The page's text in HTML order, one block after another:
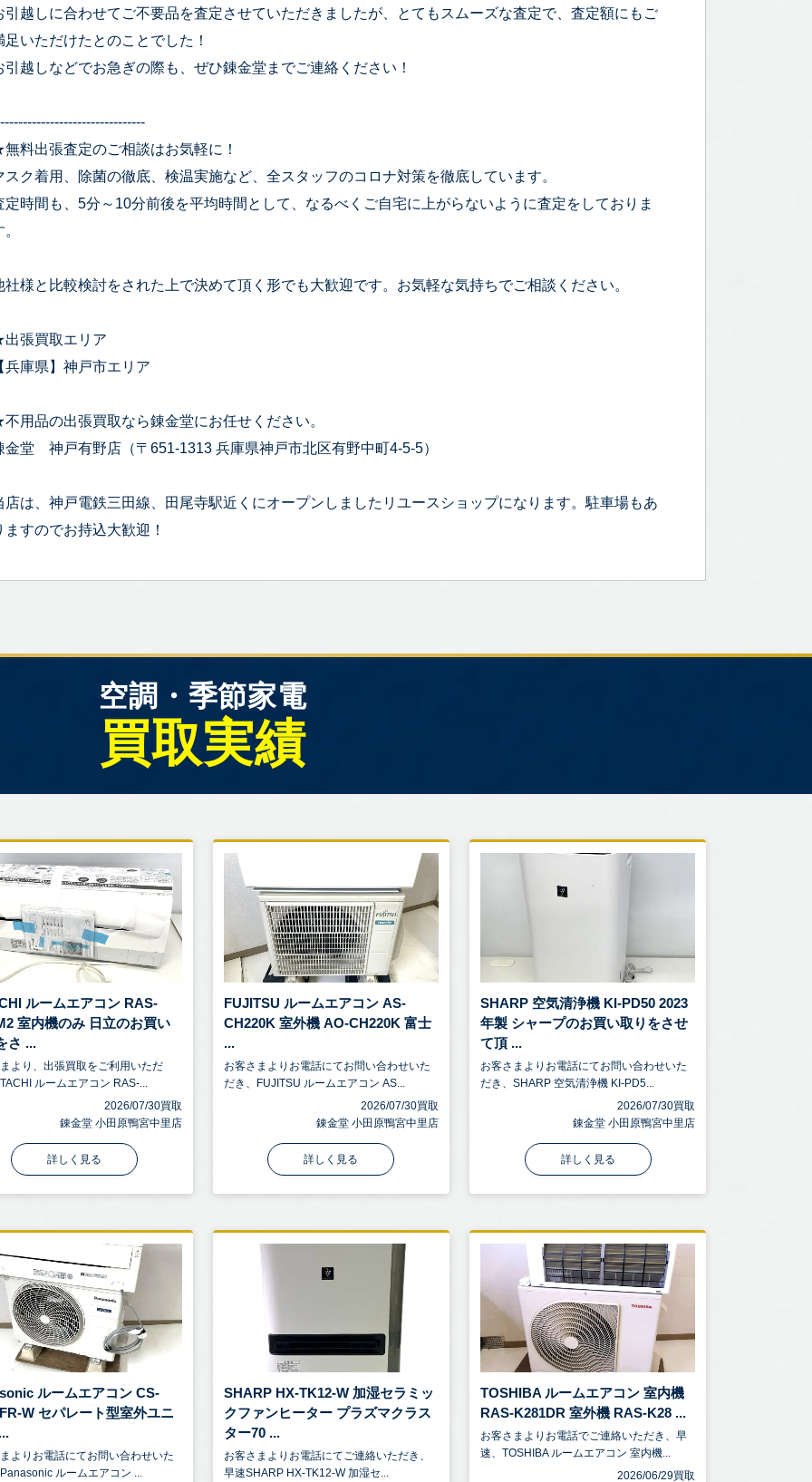
引越しに合わせてご不要品を査定させていただきましたが、とてもスムーズな査定で、査定額にもご
足いただけたとのことでした！
引越しなどでお急ぎの際も、ぜひ錬金堂までご連絡ください！
料出張査定のご相談はお気軽に！
スク着用、除菌の徹底、検温実施など、全スタッフのコロナ対策を徹底しています。
定時間も、5分～10分前後を平均時間として、なるべくご自宅に上がらないように査定をしておりま
社様と比較検討をされた上で決めて頂く形でも大歓迎です。お気軽な気持ちでご相談ください。
張買取エリア
兵庫県】神戸市エリア
用品の出張買取なら錬金堂にお任せください。
金堂 神戸有野店（〒651-1313 兵庫県神戸市北区有野中町4-5-5）
店は、神戸電鉄三田線、田尾寺駅近くにオープンしましたリユースショップになります。駐車場もあ
ますのでお持込大歓迎！
空調・季節家電
買取実績
ルームエアコン RAS-
室内機のみ 日立のお買い
さ ...
より、出張買取をご利用いただ
ルームエアコン RAS-...
2026/07/30買取
錬金堂 小田原鴨宮中里店
詳しく見る
FUJITSU ルームエアコン AS-
CH220K 室外機 AO-CH220K 富士
...
お客さまよりお電話にてお問い合わせいた
だき、FUJITSU ルームエアコン AS...
2026/07/30買取
錬金堂 小田原鴨宮中里店
詳しく見る
SHARP 空気清浄機 KI-PD50 2023
年製 シャープのお買い取りをさせ
て頂 ...
お客さまよりお電話にてお問い合わせいた
だき、SHARP 空気清浄機 KI-PD5...
2026/07/30買取
錬金堂 小田原鴨宮中里店
詳しく見る
ルームエアコン CS-
W セパレート型室外ユニ
よりお電話にてお問い合わせいた
ルームエアコン ...
SHARP HX-TK12-W 加湿セラミッ
クファンヒーター プラズマクラス
ター70 ...
お客さまよりお電話にてご連絡いただき、
早速SHARP HX-TK12-W 加湿セ...
TOSHIBA ルームエアコン 室内機
RAS-K281DR 室外機 RAS-K28 ...
お客さまよりお電話でご連絡いただき、早
速、TOSHIBA ルームエアコン 室内機...
2026/06/29買取